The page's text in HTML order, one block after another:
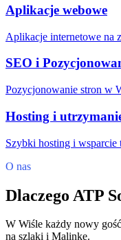
Aplikacje webowe
Aplikacje internetowe na
SEO i
Pozycjonowanie stron w
Hosting i
Szybki hosting i wsparcie
O nas
Dlaczego ATP
W Wiśle każdy nowy
na szlaki i Malinkę.